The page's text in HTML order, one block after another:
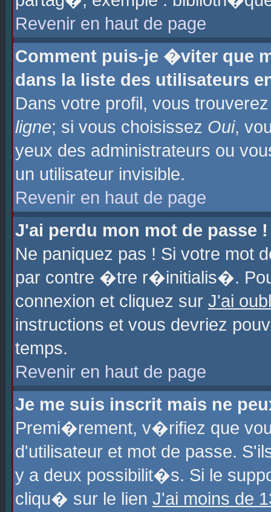
Revenir en haut de page
Comment puis-je �viter que
dans la liste des utilisateurs
Dans votre profil, vous
ligne; si vous choisissez Oui,
yeux des administrateurs ou
un utilisateur invisible.
Revenir en haut de page
J'ai perdu mon mot de passe !
Ne paniquez pas ! Si votre
par contre �tre r�initialis�.
connexion et cliquez sur J'ai
instructions et vous devriez
temps.
Revenir en haut de page
Je me suis inscrit mais ne
Premi�rement, v�rifiez que
d'utilisateur et mot de passe.
y a deux possibilit�s. Si le
cliqu� sur le lien J'ai moins de